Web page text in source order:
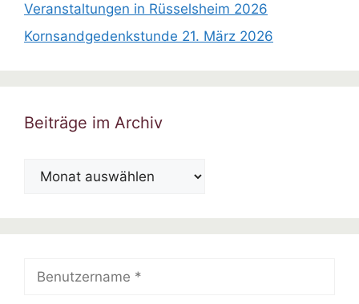
Veranstaltungen in Rüsselsheim 2026
Kornsandgedenkstunde 21. März 2026
Beiträge im Archiv
Beiträge